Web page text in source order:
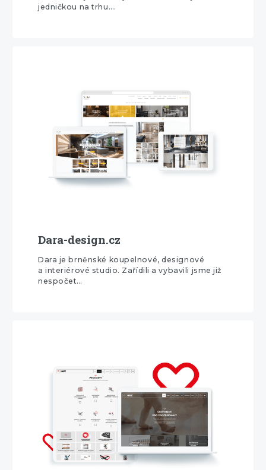
jedničkou na trhu.…
Dara-design.cz
Dara je brněnské koupelnové, designové
a interiérové studio. Zařídili a vybavili jsme již
nespočet…